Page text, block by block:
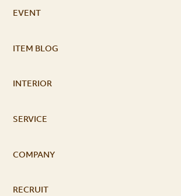
EVENT
ITEM BLOG
INTERIOR
SERVICE
COMPANY
RECRUIT